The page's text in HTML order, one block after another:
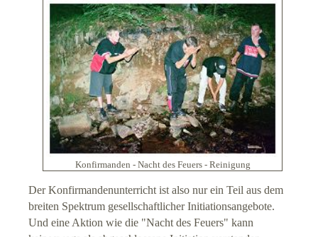
Konfirmanden - Nacht des Feuers - Reinigung
Der Konfirmandenunterricht ist also nur ein Teil aus dem
breiten Spektrum gesellschaftlicher Initiationsangebote.
Und eine Aktion wie die "Nacht des Feuers" kann